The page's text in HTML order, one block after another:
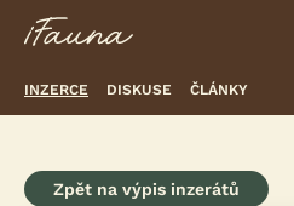
INZERCE DISKUSE ČLÁNKY
Zpět na výpis inzerátů